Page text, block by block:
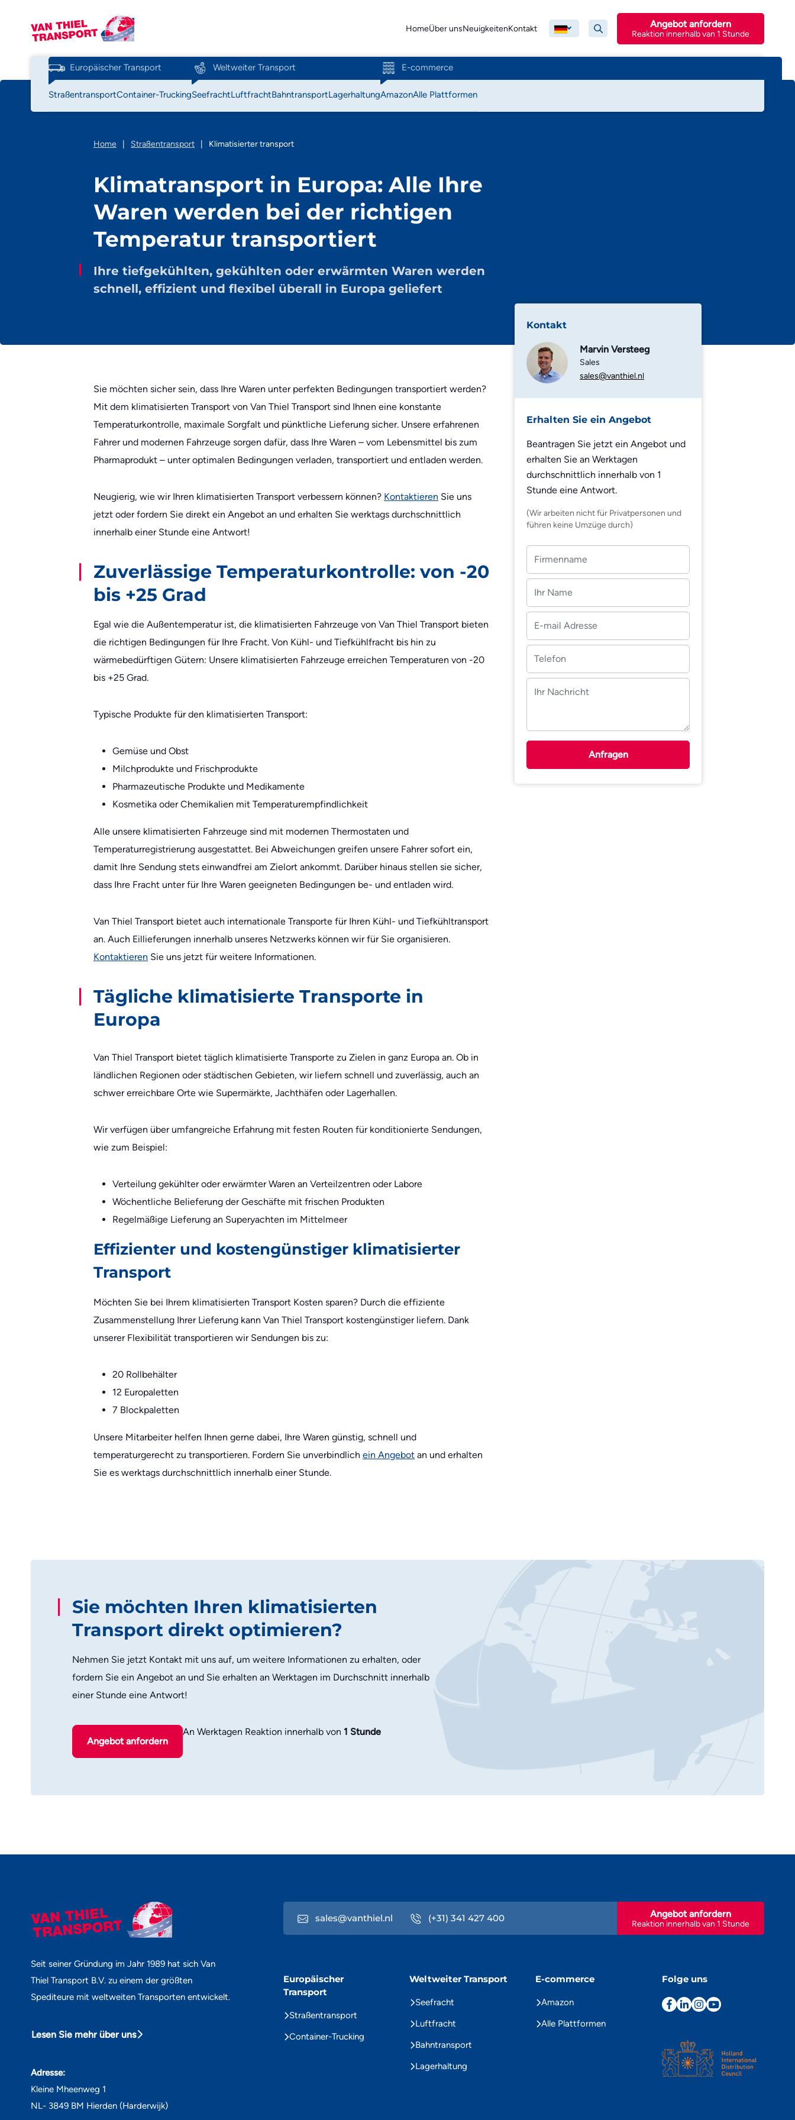
HomeÜber unsNeuigkeitenKontakt Reaktion innerhalb van 1 Stunde
Angebot anfordern
Europäischer Transport
StraßentransportContainer-Trucking
Weltweiter Transport
SeefrachtLuftfrachtBahntransportLagerhaltung
E-commerce
AmazonAlle Plattformen
Bol.com
C-Discount
Edeka
Home Straßentransport Klimatisierter transport
Klimatransport in Europa: Alle Ihre
Waren werden bei der richtigen
Temperatur transportiert
Ihre tiefgekühlten, gekühlten oder erwärmten Waren werden
schnell, effizient und flexibel überall in Europa geliefert
Sie möchten sicher sein, dass Ihre Waren unter perfekten Bedingungen transportiert werden?
Mit dem klimatisierten Transport von Van Thiel Transport sind Ihnen eine konstante
Temperaturkontrolle, maximale Sorgfalt und pünktliche Lieferung sicher. Unsere erfahrenen
Fahrer und modernen Fahrzeuge sorgen dafür, dass Ihre Waren – vom Lebensmittel bis zum
Pharmaprodukt – unter optimalen Bedingungen verladen, transportiert und entladen werden.
Neugierig, wie wir Ihren klimatisierten Transport verbessern können? Kontaktieren Sie uns
jetzt oder fordern Sie direkt ein Angebot an und erhalten Sie werktags durchschnittlich
innerhalb einer Stunde eine Antwort!
Zuverlässige Temperaturkontrolle: von -20
bis +25 Grad
Egal wie die Außentemperatur ist, die klimatisierten Fahrzeuge von Van Thiel Transport bieten
die richtigen Bedingungen für Ihre Fracht. Von Kühl- und Tiefkühlfracht bis hin zu
wärmebedürftigen Gütern: Unsere klimatisierten Fahrzeuge erreichen Temperaturen von -20
bis +25 Grad.
Typische Produkte für den klimatisierten Transport:
Gemüse und Obst
Milchprodukte und Frischprodukte
Pharmazeutische Produkte und Medikamente
Kosmetika oder Chemikalien mit Temperaturempfindlichkeit
Alle unsere klimatisierten Fahrzeuge sind mit modernen Thermostaten und
Temperaturregistrierung ausgestattet. Bei Abweichungen greifen unsere Fahrer sofort ein,
damit Ihre Sendung stets einwandfrei am Zielort ankommt. Darüber hinaus stellen sie sicher,
dass Ihre Fracht unter für Ihre Waren geeigneten Bedingungen be- und entladen wird.
Van Thiel Transport bietet auch internationale Transporte für Ihren Kühl- und Tiefkühltransport
an. Auch Eillieferungen innerhalb unseres Netzwerks können wir für Sie organisieren.
Kontaktieren Sie uns jetzt für weitere Informationen.
Tägliche klimatisierte Transporte in
Europa
Van Thiel Transport bietet täglich klimatisierte Transporte zu Zielen in ganz Europa an. Ob in
ländlichen Regionen oder städtischen Gebieten, wir liefern schnell und zuverlässig, auch an
schwer erreichbare Orte wie Supermärkte, Jachthäfen oder Lagerhallen.
Wir verfügen über umfangreiche Erfahrung mit festen Routen für konditionierte Sendungen,
wie zum Beispiel:
Verteilung gekühlter oder erwärmter Waren an Verteilzentren oder Labore
Wöchentliche Belieferung der Geschäfte mit frischen Produkten
Regelmäßige Lieferung an Superyachten im Mittelmeer
Effizienter und kostengünstiger klimatisierter
Transport
Möchten Sie bei Ihrem klimatisierten Transport Kosten sparen? Durch die effiziente
Zusammenstellung Ihrer Lieferung kann Van Thiel Transport kostengünstiger liefern. Dank
unserer Flexibilität transportieren wir Sendungen bis zu:
20 Rollbehälter
12 Europaletten
7 Blockpaletten
Unsere Mitarbeiter helfen Ihnen gerne dabei, Ihre Waren günstig, schnell und
temperaturgerecht zu transportieren. Fordern Sie unverbindlich ein Angebot an und erhalten
Sie es werktags durchschnittlich innerhalb einer Stunde.
Kontakt
Marvin Versteeg
Sales
sales@vanthiel.nl
Erhalten Sie ein Angebot
Beantragen Sie jetzt ein Angebot und
erhalten Sie an Werktagen
durchschnittlich innerhalb von 1
Stunde eine Antwort.
(Wir arbeiten nicht für Privatpersonen und
führen keine Umzüge durch)
Anfragen
Sie möchten Ihren klimatisierten
Transport direkt optimieren?
Nehmen Sie jetzt Kontakt mit uns auf, um weitere Informationen zu erhalten, oder
fordern Sie ein Angebot an und Sie erhalten an Werktagen im Durchschnitt innerhalb
einer Stunde eine Antwort!
Angebot anfordern
An Werktagen Reaktion innerhalb von 1 Stunde
Seit seiner Gründung im Jahr 1989 hat sich Van
Thiel Transport B.V. zu einem der größten
Spediteure mit weltweiten Transporten entwickelt.
Lesen Sie mehr über uns
Adresse:
Kleine Mheenweg 1
NL- 3849 BM Hierden (Harderwijk)
sales@vanthiel.nl (+31) 341 427 400 Reaktion innerhalb van 1 Stunde
Angebot anfordern
Europäischer
Transport
Straßentransport
Container-Trucking
Weltweiter Transport
Seefracht
Luftfracht
Bahntransport
Lagerhaltung
E-commerce
Amazon
Alle Plattformen
Folge uns